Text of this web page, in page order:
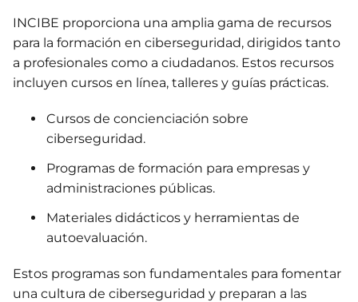
INCIBE proporciona una amplia gama de recursos
para la formación en ciberseguridad, dirigidos tanto
a profesionales como a ciudadanos. Estos recursos
incluyen cursos en línea, talleres y guías prácticas.
Cursos de concienciación sobre
ciberseguridad.
Programas de formación para empresas y
administraciones públicas.
Materiales didácticos y herramientas de
autoevaluación.
Estos programas son fundamentales para fomentar
una cultura de ciberseguridad y preparan a las